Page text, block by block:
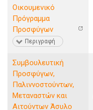
Οικουμενικό
Πρόγραμμα
Προσφύγων
Περιγραφή
Συμβουλευτική
Προσφύγων,
Παλιννοστούντων,
Μεταναστών και
Αιτούντων Άσυλο